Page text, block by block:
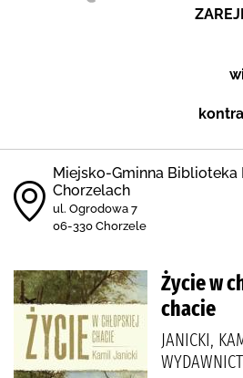
Miejsko-Gminna Biblioteka
Chorzelach
ul. Ogrodowa 7
06-330 Chorzele
Życie w
chacie
JANICKI,